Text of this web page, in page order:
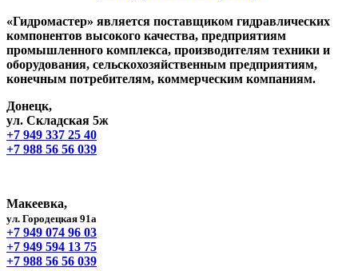
«Гидромастер» является поставщиком гидравлических
компонентов высокого качества, предприятиям
промышленного комплекса, производителям техники и
оборудования, сельскохозяйственным предприятиям,
конечным потребителям, коммерческим компаниям.
Донецк,
ул. Складская 5ж
+7 949 337 25 40
+7 988 56 56 039
Макеевка,
ул. Городецкая 91а
+7 949 074 96 03
+7 949 594 13 75
+7 988 56 56 039